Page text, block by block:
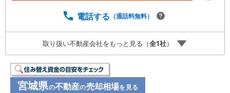
【売却】【引っ越し】【リフォーム】など住宅に関する
各種税金についても、誠心誠意ご説明させて頂きます。各
店舗ではキッズスペースも完備！お子様連れのご家族様で
是非お越しください。営業時間:10:00～18:00（定休日火・
水曜日※店舗により変動あり）現地のご案内も可能ですの
で、どうぞお気軽にお問い合わせください！
電話する （通話料無料）
取り扱い不動産会社をもっと見る（全1社）
宮城県の不動産の売却相場を見る